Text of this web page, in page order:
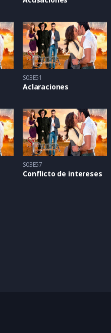
S03E51
Aclaraciones
S03E57
Conflicto de intereses